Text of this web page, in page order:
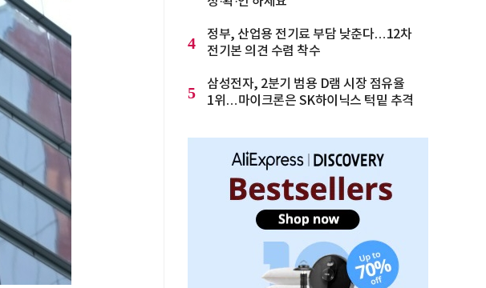
4
정부, 산업용 전기료 부담 낮춘다…12차
전기본 의견 수렴 착수
5
삼성전자, 2분기 범용 D램 시장 점유율
1위…마이크론은 SK하이닉스 턱밑 추격